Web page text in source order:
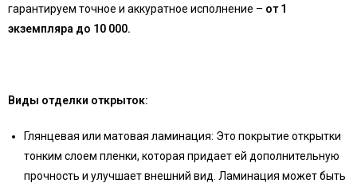
гарантируем точное и аккуратное исполнение – от 1
экземпляра до 10 000.
Виды отделки открыток:
Глянцевая или матовая ламинация: Это покрытие открытки
тонким слоем пленки, которая придает ей дополнительную
прочность и улучшает внешний вид. Ламинация может быть